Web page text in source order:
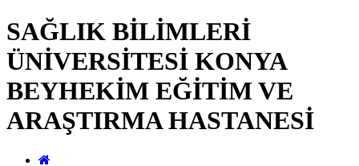
SAĞLIK BİLİMLERİ
ÜNİVERSİTESİ KONYA
BEYHEKİM EĞİTİM VE
ARAŞTIRMA HASTANESİ